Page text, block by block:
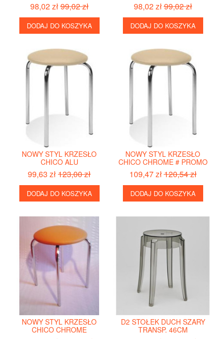
98,02 zł99,02 zł
DODAJ DO KOSZYKA
98,02 zł99,02 zł
DODAJ DO KOSZYKA
NOWY STYL KRZESŁO
CHICO ALU
99,63 zł123,00 zł
DODAJ DO KOSZYKA
NOWY STYL KRZESŁO
CHICO CHROME # PROMO
109,47 zł120,54 zł
DODAJ DO KOSZYKA
NOWY STYL KRZESŁO
CHICO CHROME
D2 STOŁEK DUCH SZARY
TRANSP. 46CM